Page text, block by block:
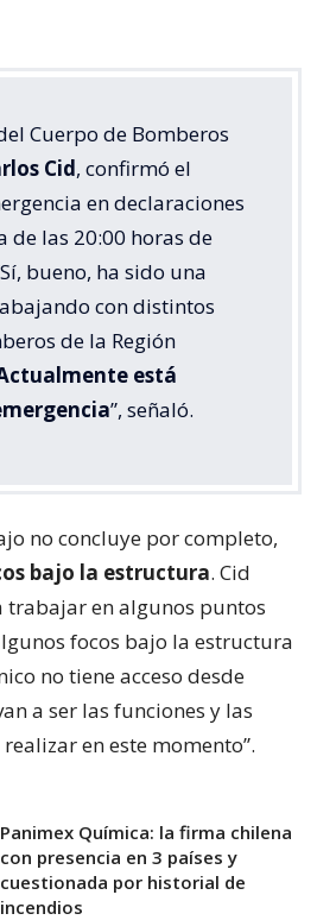
Cuerpo de Bomberos
Cid, confirmó el
en declaraciones
de las 20:00 horas de
bueno, ha sido una
con distintos
de la Región
está
”, señaló.
no concluye por completo,
bajo la estructura. Cid
trabajar en algunos puntos
focos bajo la estructura
no tiene acceso desde
a ser las funciones y las
en este momento”.
Panimex Química: la firma chilena
con presencia en 3 países y
cuestionada por historial de
incendios